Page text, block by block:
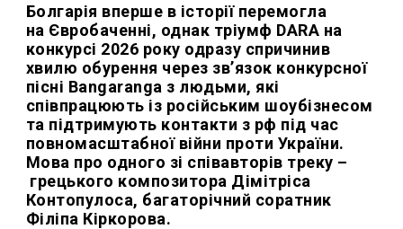
Болгарія вперше в історії перемогла
на Євробаченні, однак тріумф DARA на
конкурсі 2026 року одразу спричинив
хвилю обурення через зв’язок конкурсної
пісні Bangaranga з людьми, які
співпрацюють із російським шоубізнесом
та підтримують контакти з рф під час
повномасштабної війни проти України.
Мова про одного зі співавторів треку –
грецького композитора Дімітріса
Контопулоса, багаторічний соратник
Філіпа Кіркорова.